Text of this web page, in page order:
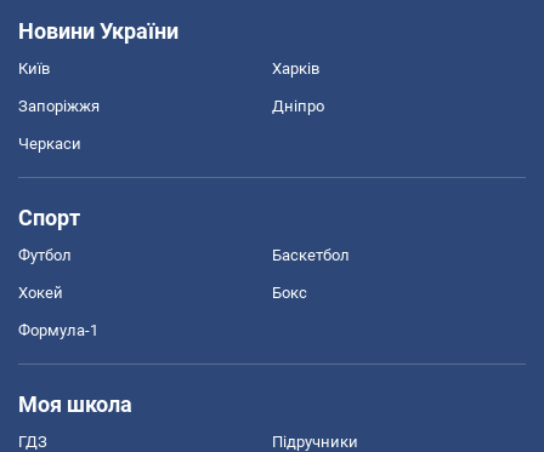
Новини України
Київ Харків
Запоріжжя Дніпро
Черкаси
Спорт
Футбол Баскетбол
Хокей Бокс
Формула-1
Моя школа
ГДЗ Підручники